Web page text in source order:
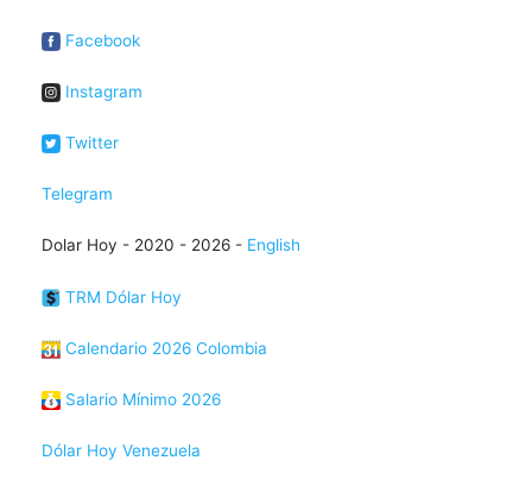
Facebook
Instagram
Twitter
Telegram
Dolar Hoy - 2020 - 2026 - English
TRM Dólar Hoy
Calendario 2026 Colombia
Salario Mínimo 2026
Dólar Hoy Venezuela